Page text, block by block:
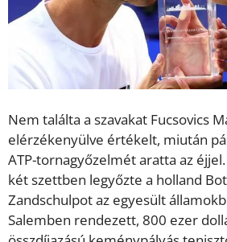
Nem találta a szavakat Fucsovics
elérzékenyülve értékelt, miután
ATP-tornagyőzelmét aratta az
két szettben legyőzte a holland
Zandschulpot az egyesült
Salemben rendezett, 800 ezer